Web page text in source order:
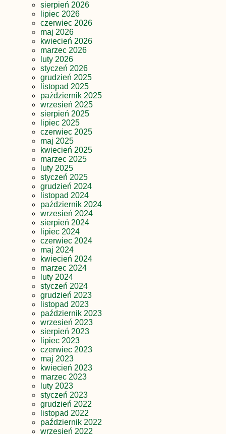
sierpień 2026
lipiec 2026
czerwiec 2026
maj 2026
kwiecień 2026
marzec 2026
luty 2026
styczeń 2026
grudzień 2025
listopad 2025
październik 2025
wrzesień 2025
sierpień 2025
lipiec 2025
czerwiec 2025
maj 2025
kwiecień 2025
marzec 2025
luty 2025
styczeń 2025
grudzień 2024
listopad 2024
październik 2024
wrzesień 2024
sierpień 2024
lipiec 2024
czerwiec 2024
maj 2024
kwiecień 2024
marzec 2024
luty 2024
styczeń 2024
grudzień 2023
listopad 2023
październik 2023
wrzesień 2023
sierpień 2023
lipiec 2023
czerwiec 2023
maj 2023
kwiecień 2023
marzec 2023
luty 2023
styczeń 2023
grudzień 2022
listopad 2022
październik 2022
wrzesień 2022